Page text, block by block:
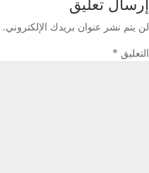
لن يتم نشر عنوان بريدك الإلكتروني.
التعليق *